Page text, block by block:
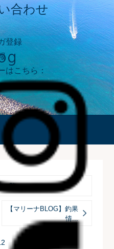
合わせ
登録
はこちら：
一覧へ
【マリーナBLOG】釣果
情...